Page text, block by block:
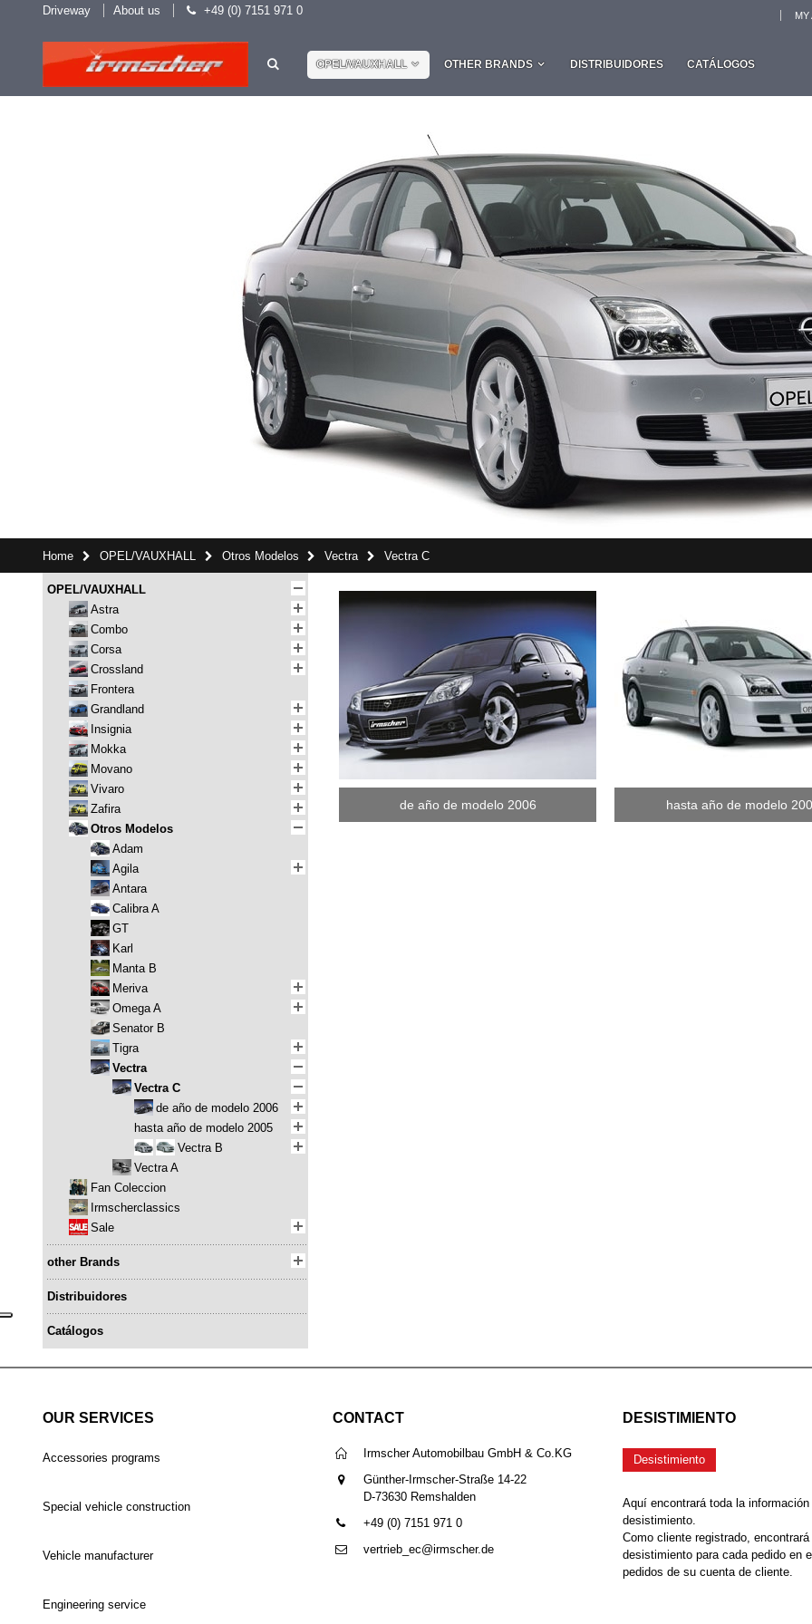
Driveway About us +49 (0) 7151 971 0 MY
OPEL/VAUXHALL OTHER BRANDS DISTRIBUIDORES CATÁLOGOS
Home OPEL/VAUXHALL Otros Modelos Vectra Vectra C
de año de modelo 2006 hasta año de modelo
OPEL/VAUXHALL
Astra
Combo
Corsa
Crossland
Frontera
Grandland
Insignia
Mokka
Movano
Vivaro
Zafira
Otros Modelos
Adam
Agila
Antara
Calibra A
GT
Karl
Manta B
Meriva
Omega A
Senator B
Tigra
Vectra
Vectra C
de año de modelo 2006
hasta año de modelo 2005
Vectra B
Vectra A
Fan Coleccion
Irmscherclassics
Sale
other Brands
Distribuidores
Catálogos
OUR SERVICES
Accessories programs
Special vehicle construction
Vehicle manufacturer
Engineering service
CONTACT
Irmscher Automobilbau GmbH & Co.KG
Günther-Irmscher-Straße 14-22
D-73630 Remshalden
+49 (0) 7151 971 0
vertrieb_ec@irmscher.de
DESISTIMIENTO
Desistimiento
Aquí encontrará toda la
desistimiento.
Como cliente registrado,
desistimiento para cada pedido en
pedidos de su cuenta de cliente.